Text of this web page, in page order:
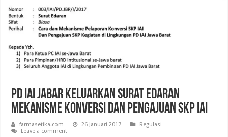
PD IAI Jabar Keluarkan Surat Edaran
Mekanisme Konversi dan Pengajuan SKP IAI
farmasetika.com 26 Januari 2017
Regulasi
Leave a comment